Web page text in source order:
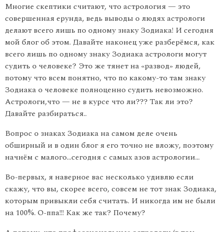
Многие скептики считают, что астрология — это
совершенная ерунда, ведь выводы о людях астрологи
делают всего лишь по одному знаку Зодиака! И сегодня
мой блог об этом. Давайте наконец уже разберёмся, как
всего лишь по одному знаку Зодиака астрологи могут
судить о человеке? Это же тянет на «развод» людей,
потому что всем понятно, что по какому-то там знаку
Зодиака о человеке полноценно судить невозможно.
Астрологи,что — не в курсе что ли??? Так ли это?
Давайте разбираться..
Вопрос о знаках Зодиака на самом деле очень
обширный и в один блог я его точно не вложу, поэтому
начнём с малого…сегодня с самых азов астрологии…
Во-первых, я наверное вас несколько удивлю если
скажу, что вы, скорее всего, совсем не тот знак Зодиака,
которым привыкли себя считать. И никогда им не были
на 100%. О-ппа!!! Как же так? Почему?